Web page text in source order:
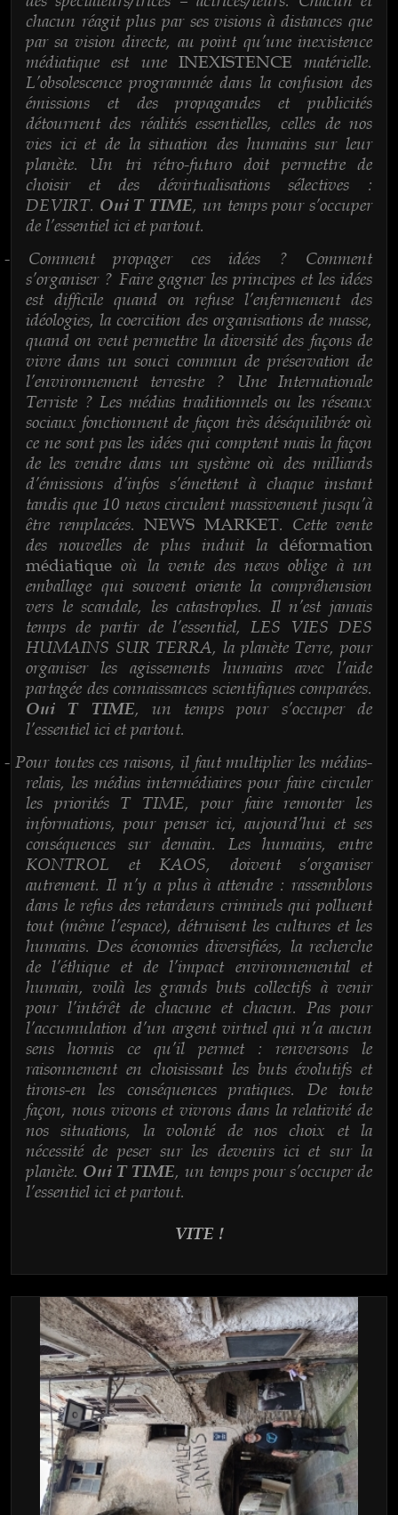
chacun réagit plus par ses visions à distances que
par sa vision directe, au point qu’une inexistence
médiatique est une INEXISTENCE matérielle.
L’obsolescence programmée dans la confusion des
émissions et des propagandes et publicités
détournent des réalités essentielles, celles de nos
vies ici et de la situation des humains sur leur
planète. Un tri rétro-futuro doit permettre de
choisir et des dévirtualisations sélectives :
DEVIRT. Oui T TIME, un temps pour s’occuper
de l’essentiel ici et partout.
-
Comment propager ces idées ? Comment
s’organiser ? Faire gagner les principes et les idées
est difficile quand on refuse l’enfermement des
idéologies, la coercition des organisations de masse,
quand on veut permettre la diversité des façons de
vivre dans un souci commun de préservation de
l’environnement terrestre ? Une Internationale
Terriste ? Les médias traditionnels ou les réseaux
sociaux fonctionnent de façon très déséquilibrée où
ce ne sont pas les idées qui comptent mais la façon
de les vendre dans un système où des milliards
d’émissions d’infos s’émettent à chaque instant
tandis que 10 news circulent massivement jusqu’à
être remplacées.NEWS MARKET. Cette vente
des nouvelles de plus induit la déformation
médiatique où la vente des news oblige à un
emballage qui souvent oriente la compréhension
vers le scandale, les catastrophes. Il n’est jamais
temps de partir de l’essentiel, LES VIES DES
HUMAINS SUR TERRA, la planète Terre, pour
organiser les agissements humains avec l’aide
partagée des connaissances scientifiques comparées.
Oui T TIME, un temps pour s’occuper de
l’essentiel ici et partout.
- Pour toutes ces raisons, il faut multiplier les médias-
relais, les médias intermédiaires pour faire circuler
les priorités T TIME, pour faire remonter les
informations, pour penser ici, aujourd’hui et ses
conséquences sur demain. Les humains, entre
KONTROL et KAOS, doivent s’organiser
autrement. Il n’y a plus à attendre : rassemblons
dans le refus des retardeurs criminels qui polluent
tout (même l’espace), détruisent les cultures et les
humains. Des économies diversifiées, la recherche
de l’éthique et de l’impact environnemental et
humain, voilà les grands buts collectifs à venir
pour l’intérêt de chacune et chacun. Pas pour
l’accumulation d’un argent virtuel qui n’a aucun
sens hormis ce qu’il permet : renversons le
raisonnement en choisissant les buts évolutifs et
tirons-en les conséquences pratiques. De toute
façon, nous vivons et vivrons dans la relativité de
nos situations, la volonté de nos choix et la
nécessité de peser sur les devenirs ici et sur la
planète. Oui T TIME, un temps pour s’occuper de
l’essentiel ici et partout.
VITE !